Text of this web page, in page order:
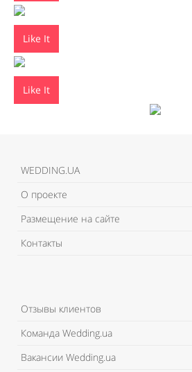
Like It
Like It
WEDDING.UA
О проекте
Размещение на сайте
Контакты
Отзывы клиентов
Команда Wedding.ua
Вакансии Wedding.ua